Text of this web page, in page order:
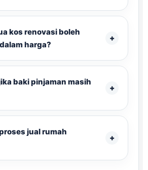
kos renovasi boleh
harga?
baki pinjaman masih
jual rumah